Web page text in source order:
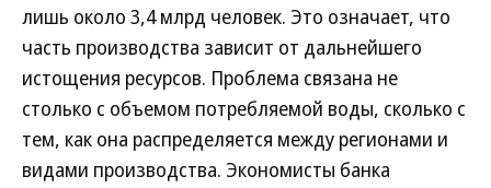
лишь около 3,4 млрд человек. Это означает, что
часть производства зависит от дальнейшего
истощения ресурсов. Проблема связана не
столько с объемом потребляемой воды, сколько с
тем, как она распределяется между регионами и
видами производства. Экономисты банка